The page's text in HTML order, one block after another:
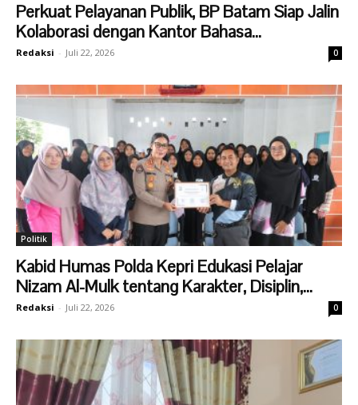
Perkuat Pelayanan Publik, BP Batam Siap Jalin
Kolaborasi dengan Kantor Bahasa...
Redaksi - Juli 22, 2026 0
Politik
Kabid Humas Polda Kepri Edukasi Pelajar
Nizam Al-Mulk tentang Karakter, Disiplin,...
Redaksi - Juli 22, 2026 0